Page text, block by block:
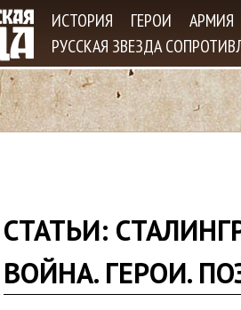
ИСТОРИЯ ГЕРОИ
АРМИЯ
РУССКАЯ ЗВЕЗДА
з
СТАТЬИ:
ВОЙНА. ГЕРОИ.